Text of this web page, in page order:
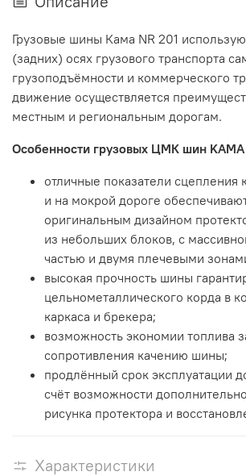
Грузовые шины Кама NR 201
(задних) осях грузового транспорта
грузоподъёмности и коммерческого
движение осуществляется
местным и региональным дорогам.
Особенности грузовых ЦМК шин KAMA
отличные показатели сцепления
и на мокрой дороге
оригинальным дизайном
из небольших блоков, с
частью и двумя плечевыми
высокая прочность шины
цельнометаллического корда в
каркаса и брекера;
возможность экономии топлива
сопротивления качению шины;
продлённый срок эксплуатации
счёт возможности
рисунка протектора и
Характеристики